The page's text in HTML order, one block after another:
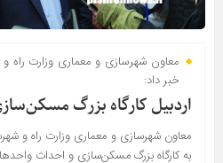
معاون شهرسازی و معماری وزارت راه
خبر داد:
اردبیل کارگاه بزرگ
معاون شهرسازی و معماری وزارت راه و
به کارگاه بزرگ مسکن‌سازی و احداث